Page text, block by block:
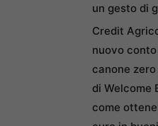
un gesto di
Credit
nuovo
canone
di Welcome
come